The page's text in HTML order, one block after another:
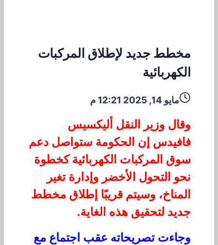
مخطط جديد لإطلاق المركبات
الكهربائية
مايو 14, 2025 12:21 م
وقال وزير النقل أليكسيس
فافيدس إن الحكومة ستواصل دعم
سوق المركبات الكهربائية كخطوة
نحو التحول الأخضر وإدارة تغير
المناخ، وسيتم قريبًا إطلاق مخطط
جديد لتحقيق هذه الغاية.
وجاءت تصريحاته عقب اجتماع مع